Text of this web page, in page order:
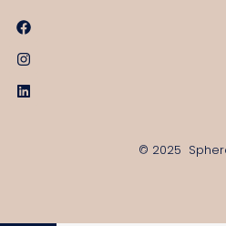
© 2025